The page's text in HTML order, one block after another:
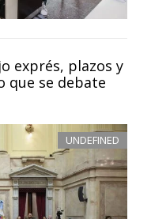
exprés, plazos y
que se debate
UNDEFINED